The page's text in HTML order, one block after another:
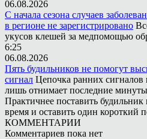
06.08.2026
С начала сезона случаев
в регионе не зарегистрировано
укусов клешей за медпомощью
6:25
06.08.2026
Пять будильников не помогут
сигнал Цепочка ранних сигналов
лишь отнимает последние
Практичнее поставить будильник
время и оставить один короткий
КОММЕНТАРИИ
Комментариев пока нет